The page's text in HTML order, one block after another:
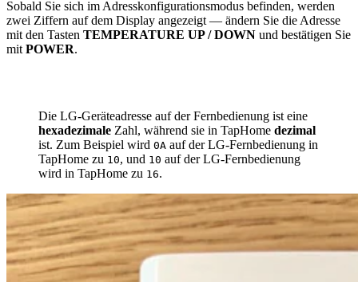
Sobald Sie sich im Adresskonfigurationsmodus befinden, werden
zwei Ziffern auf dem Display angezeigt — ändern Sie die Adresse
mit den Tasten TEMPERATURE UP / DOWN und bestätigen Sie
mit POWER.
Die LG-Geräteadresse auf der Fernbedienung ist eine
hexadezimale Zahl, während sie in TapHome dezimal
ist. Zum Beispiel wird 0A auf der LG-Fernbedienung in
TapHome zu 10, und 10 auf der LG-Fernbedienung
wird in TapHome zu 16.